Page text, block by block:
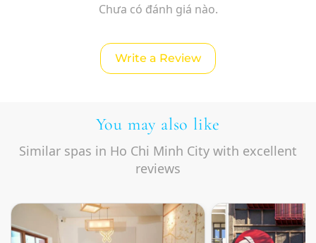
Chưa có đánh giá nào.
Write a Review
You may also like
Similar spas in Ho Chi Minh City with excellent
reviews